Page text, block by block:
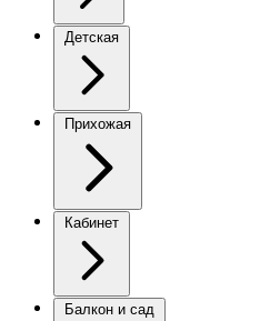
Детская
Прихожая
Кабинет
Балкон и сад